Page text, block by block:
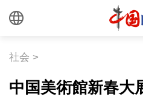
社会 >
中国美術館新春大